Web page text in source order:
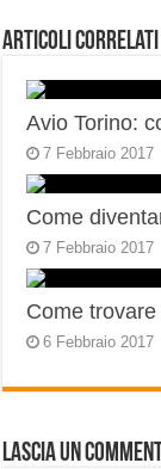
Articoli correlati
Avio Torino:
7 Febbraio 2017
Come
7 Febbraio 2017
Come
6 Febbraio 2017
Lascia un